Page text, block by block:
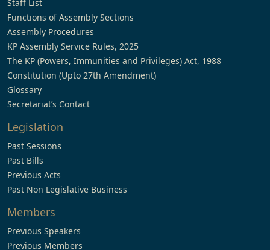
Staff List
Functions of Assembly Sections
Assembly Procedures
KP Assembly Service Rules, 2025
The KP (Powers, Immunities and Privileges) Act, 1988
Constitution (Upto 27th Amendment)
Glossary
Secretariat’s Contact
Legislation
Past Sessions
Past Bills
Previous Acts
Past Non Legislative Business
Members
Previous Speakers
Previous Members